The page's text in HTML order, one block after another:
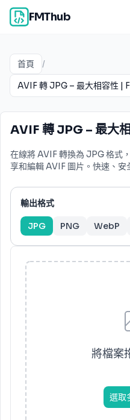
FMThub
首頁
/
AVIF 轉 JPG – 最大相容性 |
AVIF 轉 JPG – 最大
在線將 AVIF 轉換為 JPG 格式
享和編輯 AVIF 圖片。快速、安
輸出格式
JPG PNG WebP
將檔案
選取